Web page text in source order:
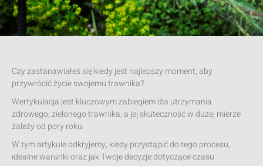
Czy zastanawiałeś się kiedy jest najlepszy moment, aby
przywrócić życie swojemu trawnika?
Wertykulacja jest kluczowym zabiegiem dla utrzymania
zdrowego, zielonego trawnika, a jej skuteczność w dużej mierze
zależy od pory roku.
W tym artykule odkryjemy, kiedy przystąpić do tego procesu,
idealne warunki oraz jak Twoje decyzje dotyczące czasu